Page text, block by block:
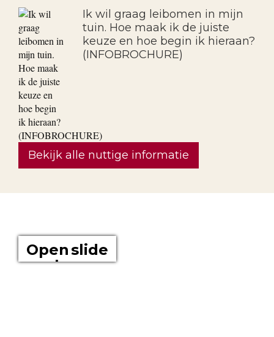
Ik wil graag leibomen in mijn
tuin. Hoe maak ik de juiste
keuze en hoe begin ik hieraan?
(INFOBROCHURE)
Bekijk alle nuttige informatie
Open slide
show